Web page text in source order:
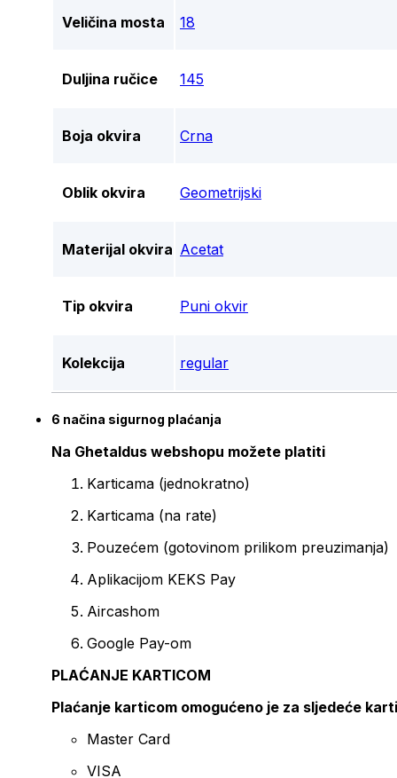
Veličina mosta 18
Duljina ručice 145
Boja okvira Crna
Oblik okvira Geometrijski
Materijal okvira Acetat
Tip okvira Puni okvir
Kolekcija regular
6 načina sigurnog plaćanja
Na Ghetaldus webshopu možete platiti
Karticama (jednokratno)
Karticama (na rate)
Pouzećem (gotovinom prilikom preuzimanja)
Aplikacijom KEKS Pay
Aircashom
Google Pay-om
PLAĆANJE KARTICOM
Plaćanje karticom omogućeno je za sljedeće
Master Card
VISA